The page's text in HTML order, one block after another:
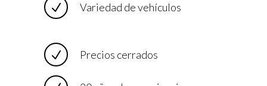
Variedad de vehículos
Precios cerrados